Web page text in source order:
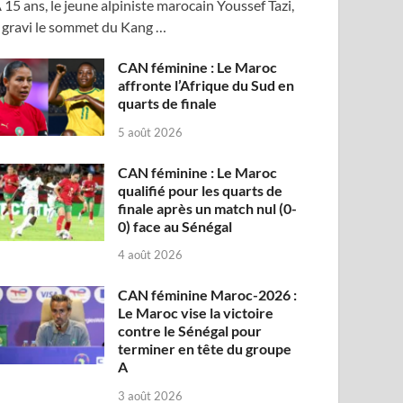
15 ans, le jeune alpiniste marocain Youssef Tazi,
gravi le sommet du Kang …
CAN féminine : Le Maroc
affronte l’Afrique du Sud en
quarts de finale
5 août 2026
CAN féminine : Le Maroc
qualifié pour les quarts de
finale après un match nul (0-
0) face au Sénégal
4 août 2026
CAN féminine Maroc-2026 :
Le Maroc vise la victoire
contre le Sénégal pour
terminer en tête du groupe
A
3 août 2026